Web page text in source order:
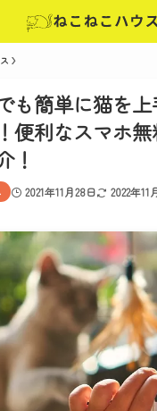
も簡単に猫を
便利なスマホ
！
2021年11月28日 2022年11